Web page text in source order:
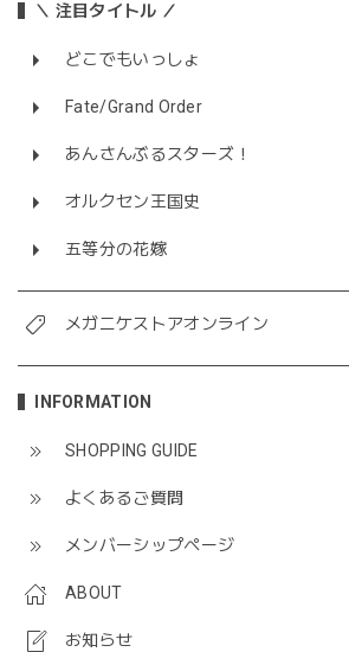
＼ 注目タイトル ／
どこでもいっしょ
Fate/Grand Order
あんさんぶるスターズ！
オルクセン王国史
五等分の花嫁
メガニケストアオンライン
INFORMATION
SHOPPING GUIDE
よくあるご質問
メンバーシップページ
ABOUT
お知らせ